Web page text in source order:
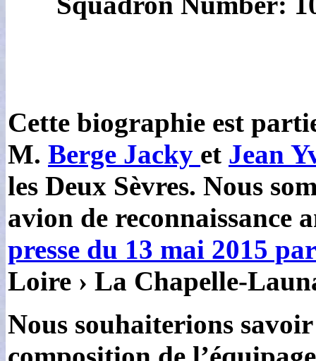
Cette biographie est
M. Berge Jacky et Jean
les Deux Sèvres. Nous
avion de reconnaissance
presse du 13 mai 2015
Loire › La Chapelle-
Nous souhaiterions